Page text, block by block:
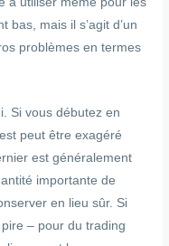
bas, mais il s’agit d’un
problèmes en termes
Si vous débutez en
peut être exagéré
est généralement
importante de
en lieu sûr. Si
– pour du trading